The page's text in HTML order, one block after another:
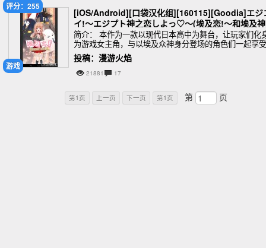
游戏
评分：255
[iOS/Android][口袋汉化组][160115][Goodia]エジ
イ!～エジプト神之恋しよっ♡～(埃及恋!～和埃及
爱吧！♡～)
简介： 本作为一款以现代日本高中为舞台，让玩家们化
为游戏女主角，与以埃及众神身分登场的角色们一起享受
令人心动不已的学园生活的春春学园恋爱游戏。游戏中登
场角色从同班同学、学长、学弟甚至包括老师在内，全
投稿：漫游火焰
21881 17
第1页 上一页 下一页 第1页 第 页